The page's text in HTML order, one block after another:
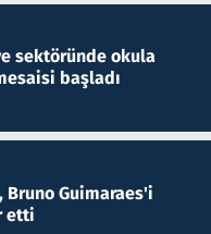
sektöründe okula
başladı
Bruno Guimaraes'i
etti